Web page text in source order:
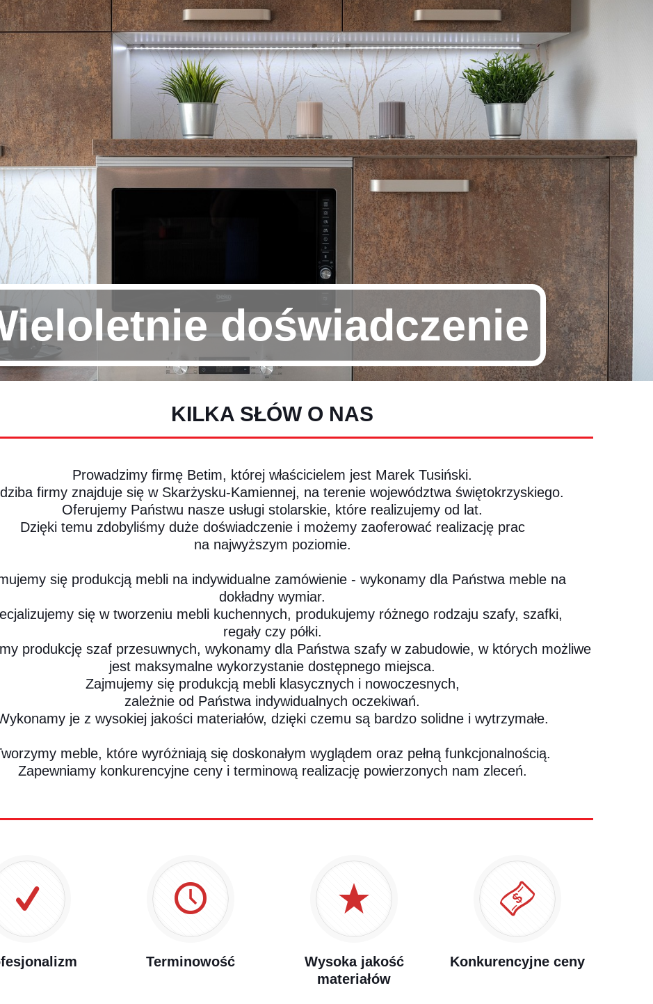
doświadczenie
KILKA SŁÓW O NAS
Prowadzimy firmę Betim, której właścicielem jest Marek Tusiński.
firmy znajduje się w Skarżysku-Kamiennej, na terenie województwa świętokrzyskiego.
Oferujemy Państwu nasze usługi stolarskie, które realizujemy od lat.
Dzięki temu zdobyliśmy duże doświadczenie i możemy zaoferować realizację prac
na najwyższym poziomie.
się produkcją mebli na indywidualne zamówienie - wykonamy dla Państwa meble na
dokładny wymiar.
się w tworzeniu mebli kuchennych, produkujemy różnego rodzaju szafy, szafki,
regały czy półki.
produkcję szaf przesuwnych, wykonamy dla Państwa szafy w zabudowie, w których możliwe
jest maksymalne wykorzystanie dostępnego miejsca.
Zajmujemy się produkcją mebli klasycznych i nowoczesnych,
zależnie od Państwa indywidualnych oczekiwań.
je z wysokiej jakości materiałów, dzięki czemu są bardzo solidne i wytrzymałe.
meble, które wyróżniają się doskonałym wyglądem oraz pełną funkcjonalnością.
Zapewniamy konkurencyjne ceny i terminową realizację powierzonych nam zleceń.
Terminowość
Wysoka jakość
materiałów
Konkurencyjne ceny